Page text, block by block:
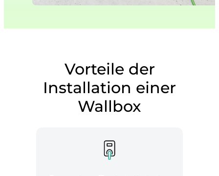
Vorteile der
Installation einer
Wallbox